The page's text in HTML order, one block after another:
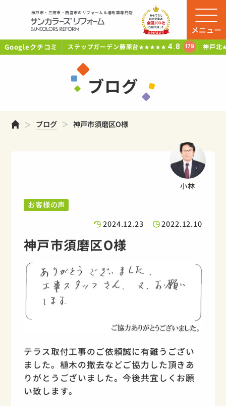
神戸市・三田市・西宮市のリフォーム＆増改築専門店
Googleクチコミ ステップガーデン藤原台★★★★★ 4.8 179 神戸北
メニュー
ブログ
ホームブログ 神戸市須磨区O様
小林
お客様の声
2024.12.23
2022.12.10
神戸市須磨区O様
テラス取付工事のご依頼誠に有難うござい
ました。植木の撤去などご協力した頂きあ
りがとうございました。今後共宜しくお願
い致します。